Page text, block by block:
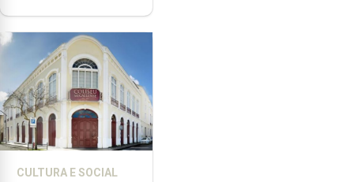
CULTURA E SOCIAL